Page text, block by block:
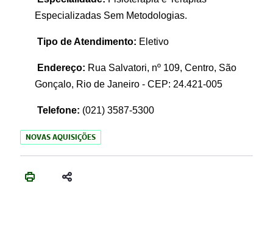
Especializadas Sem Metodologias.
Tipo de Atendimento: Eletivo
Endereço: Rua Salvatori, nº 109, Centro, São
Gonçalo, Rio de Janeiro - CEP: 24.421-005
Telefone: (021) 3587-5300
NOVAS AQUISIÇÕES